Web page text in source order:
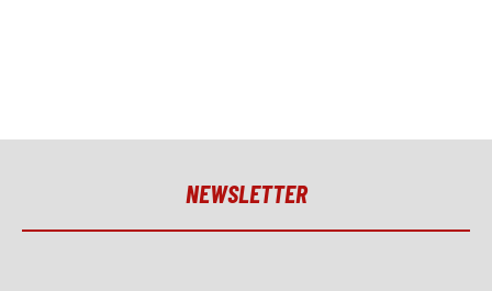
NEWSLETTER